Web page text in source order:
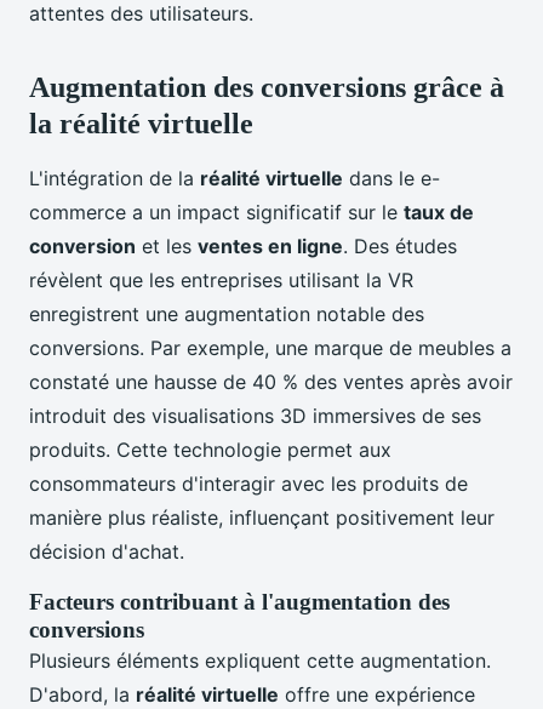
attentes des utilisateurs.
Augmentation des conversions grâce à
la réalité virtuelle
L'intégration de la réalité virtuelle dans le e-
commerce a un impact significatif sur le taux de
conversion et les ventes en ligne. Des études
révèlent que les entreprises utilisant la VR
enregistrent une augmentation notable des
conversions. Par exemple, une marque de meubles a
constaté une hausse de 40 % des ventes après avoir
introduit des visualisations 3D immersives de ses
produits. Cette technologie permet aux
consommateurs d'interagir avec les produits de
manière plus réaliste, influençant positivement leur
décision d'achat.
Facteurs contribuant à l'augmentation des
conversions
Plusieurs éléments expliquent cette augmentation.
D'abord, la réalité virtuelle offre une expérience